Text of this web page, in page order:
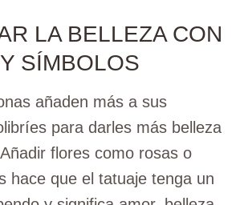
LA BELLEZA CON
SÍMBOLOS
añaden más a sus
para darles más belleza
flores como rosas o
hace que el tatuaje tenga un